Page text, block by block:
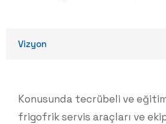
Vizyon
Konusunda tecrübeli ve
frigofrik servis araçları ve